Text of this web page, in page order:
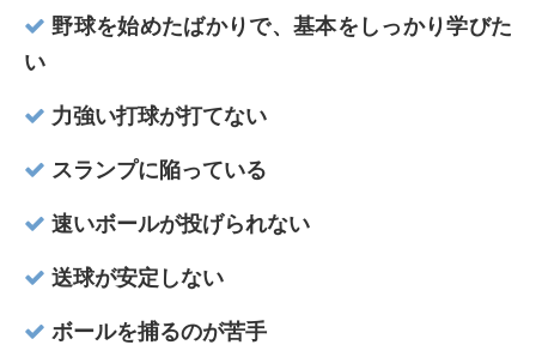
野球を始めたばかりで、基本をしっかり学びた
い
力強い打球が打てない
スランプに陥っている
速いボールが投げられない
送球が安定しない
ボールを捕るのが苦手